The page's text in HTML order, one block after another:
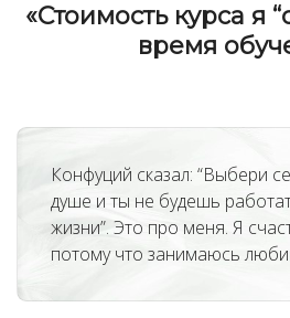
«Стоимость курса я
время
Конфуций сказал: “Выбери
душе и ты не будешь
жизни”. Это про меня. Я
потому что занимаюсь